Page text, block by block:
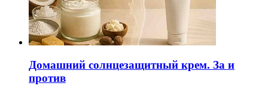
Домашний солнцезащитный крем. За и
против